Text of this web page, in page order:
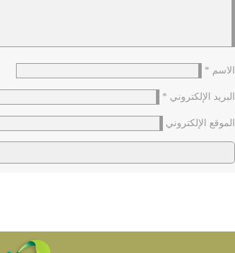
الاسم *
البريد الإلكتروني *
الموقع الإلكتروني